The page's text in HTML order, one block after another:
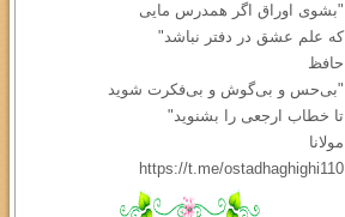
"بشوی اوراق اگر همدرس مایی
که علم عشق در دفتر نباشد"
حافظ
"بی‌حس و بی‌گوش و بی‌فکرت شوید
تا خطاب ارجعی را بشنوید"
مولانا
https://t.me/ostadhaghighi110